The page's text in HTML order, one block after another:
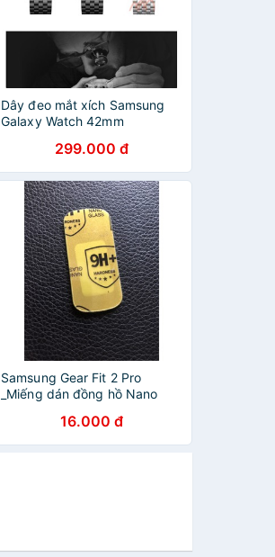
Dây đeo mắt xích Samsung
Galaxy Watch 42mm
299.000 đ
Samsung Gear Fit 2 Pro
_Miếng dán đồng hồ Nano
16.000 đ